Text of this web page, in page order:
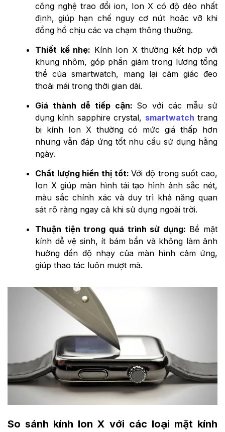
công nghệ trao đổi ion, Ion X có độ dẻo nhất
định, giúp hạn chế nguy cơ nứt hoặc vỡ khi
đồng hồ chịu các va chạm thông thường.
Thiết kế nhẹ: Kính Ion X thường kết hợp với
khung nhôm, góp phần giảm trọng lượng tổng
thể của smartwatch, mang lại cảm giác đeo
thoải mái trong thời gian dài.
Giá thành dễ tiếp cận: So với các mẫu sử
dụng kính sapphire crystal, smartwatch trang
bị kính Ion X thường có mức giá thấp hơn
nhưng vẫn đáp ứng tốt nhu cầu sử dụng hằng
ngày.
Chất lượng hiển thị tốt:Với độ trong suốt cao,
Ion X giúp màn hình tái tạo hình ảnh sắc nét,
màu sắc chính xác và duy trì khả năng quan
sát rõ ràng ngay cả khi sử dụng ngoài trời.
Thuận tiện trong quá trình sử dụng: Bề mặt
kính dễ vệ sinh, ít bám bẩn và không làm ảnh
hưởng đến độ nhạy của màn hình cảm ứng,
giúp thao tác luôn mượt mà.
So sánh kính Ion X với các loại mặt kính